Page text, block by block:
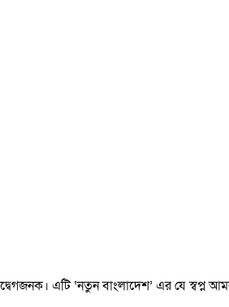
এটি ‘নতুন বাংলাদেশ’ এর যে স্বপ্ন